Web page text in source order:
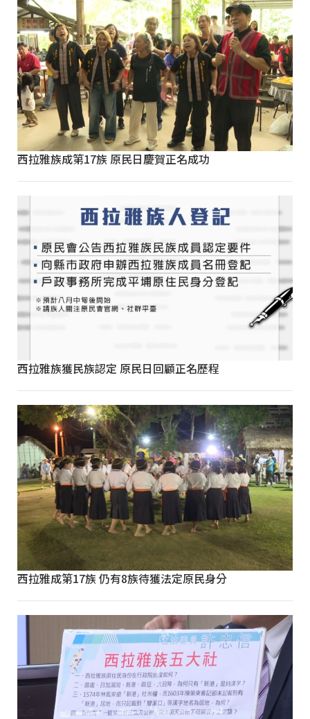
西拉雅族成第17族 原民日慶賀正名成功
西拉雅族獲民族認定 原民日回顧正名歷程
西拉雅成第17族 仍有8族待獲法定原民身分